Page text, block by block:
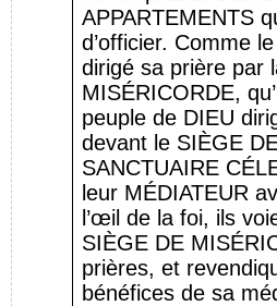
APPARTEMENTS
d’officier. Comme
dirigé sa prière par
MISÉRICORDE,
peuple de DIEU
devant le SIÈGE
SANCTUAIRE
leur MÉDIATEUR
l’œil de la foi, ils
SIÈGE DE
prières, et
bénéfices de sa